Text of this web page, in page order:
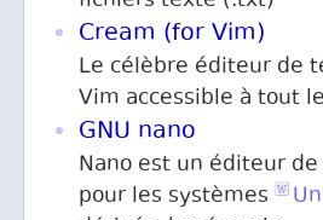
Cream (for Vim)
Le célèbre éditeur de
Vim accessible à tout
GNU nano
Nano est un éditeur
pour les systèmes